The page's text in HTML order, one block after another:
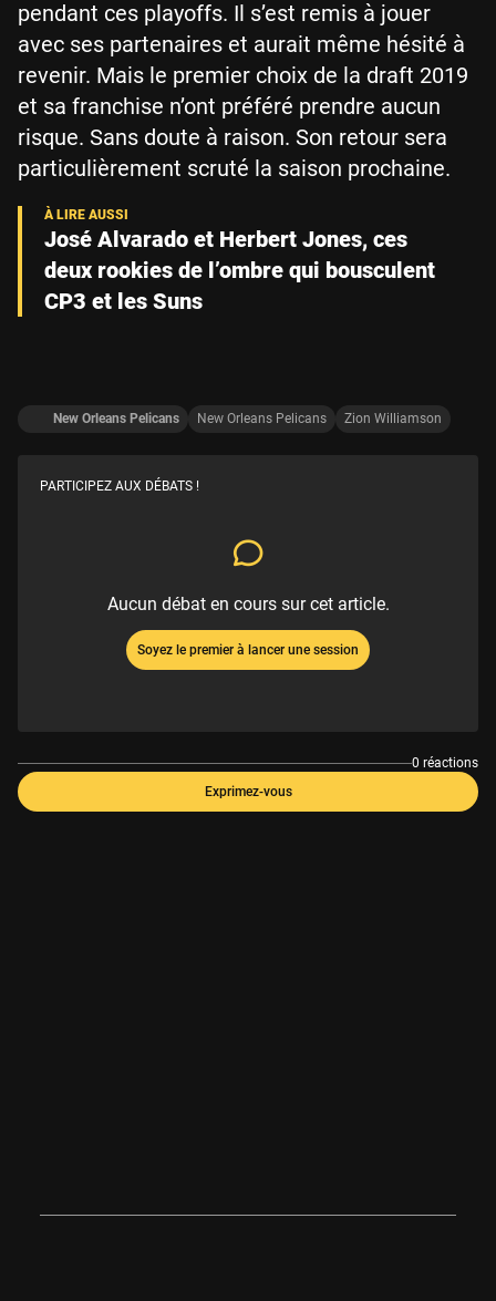
pendant ces playoffs. Il s’est remis à jouer
avec ses partenaires et aurait même hésité à
revenir. Mais le premier choix de la draft 2019
et sa franchise n’ont préféré prendre aucun
risque. Sans doute à raison. Son retour sera
particulièrement scruté la saison prochaine.
José Alvarado et Herbert Jones, ces
deux rookies de l’ombre qui bousculent
CP3 et les Suns
New Orleans Pelicans New Orleans Pelicans Zion Williamson
PARTICIPEZ AUX DÉBATS !
Aucun débat en cours sur cet article.
Soyez le premier à lancer une session
0 réactions
Exprimez-vous